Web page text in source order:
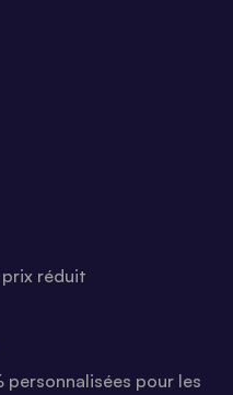
réduit
personnalisées pour les